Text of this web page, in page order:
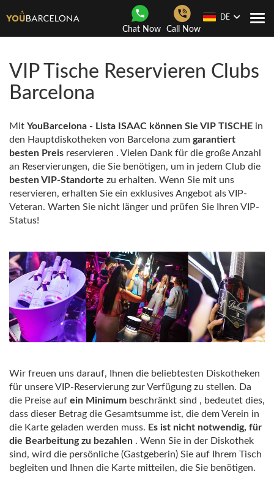
Chat Now Call Now
DE
VIP Tische Reservieren Clubs
Barcelona
Mit YouBarcelona - Lista ISAAC können Sie VIP TISCHE in
den Hauptdiskotheken von Barcelona zum garantiert
besten Preis reservieren . Vielen Dank für die große Anzahl
an Reservierungen, die Sie benötigen, um in jedem Club die
besten VIP-Standorte zu erhalten. Wenn Sie mit uns
reservieren, erhalten Sie ein exklusives Angebot als VIP-
Veteran. Warten Sie nicht länger und prüfen Sie Ihren VIP-
Status!
Wir freuen uns darauf, Ihnen die beliebtesten Diskotheken
für unsere VIP-Reservierung zur Verfügung zu stellen. Da
die Preise auf ein Minimum beschränkt sind , bedeutet dies,
dass dieser Betrag die Gesamtsumme ist, die dem Verein in
die Karte geladen werden muss. Es ist nicht notwendig, für
die Bearbeitung zu bezahlen . Wenn Sie in der Diskothek
sind, wird die persönliche (Gastgeberin) Sie auf Ihrem Tisch
begleiten und Ihnen die Karte mitteilen, die Sie benötigen.